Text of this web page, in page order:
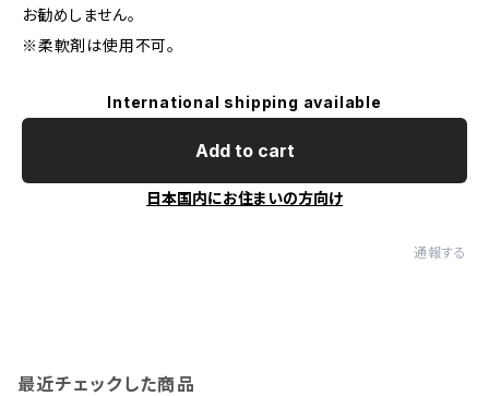
お勧めしません。
※柔軟剤は使用不可。
International shipping available
Add to cart
日本国内にお住まいの方向け
通報する
最近チェックした商品